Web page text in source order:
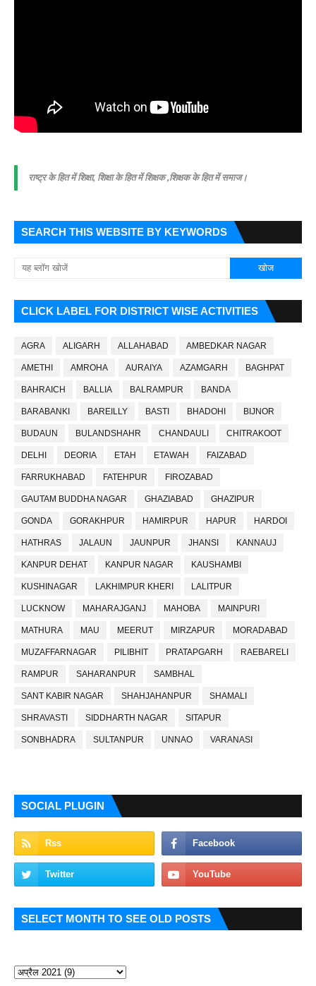
राष्ट्र के हित में शिक्षा, शिक्षा के हित में शिक्षक ,शिक्षक के हित में समाज।
SEARCH THIS WEBSITE BY KEYWORDS
CLICK LABEL FOR DISTRICT WISE ACTIVITIES
AGRA ALIGARH ALLAHABAD AMBEDKAR NAGAR
AMETHI AMROHA AURAIYA AZAMGARH BAGHPAT
BAHRAICH BALLIA BALRAMPUR BANDA
BARABANKI BAREILLY BASTI BHADOHI BIJNOR
BUDAUN BULANDSHAHR CHANDAULI CHITRAKOOT
DELHI DEORIA ETAH ETAWAH FAIZABAD
FARRUKHABAD FATEHPUR FIROZABAD
GAUTAM BUDDHA NAGAR GHAZIABAD GHAZIPUR
GONDA GORAKHPUR HAMIRPUR HAPUR HARDOI
HATHRAS JALAUN JAUNPUR JHANSI KANNAUJ
KANPUR DEHAT KANPUR NAGAR KAUSHAMBI
KUSHINAGAR LAKHIMPUR KHERI LALITPUR
LUCKNOW MAHARAJGANJ MAHOBA MAINPURI
MATHURA MAU MEERUT MIRZAPUR MORADABAD
MUZAFFARNAGAR PILIBHIT PRATAPGARH RAEBARELI
RAMPUR SAHARANPUR SAMBHAL
SANT KABIR NAGAR SHAHJAHANPUR SHAMALI
SHRAVASTI SIDDHARTH NAGAR SITAPUR
SONBHADRA SULTANPUR UNNAO VARANASI
SOCIAL PLUGIN
SELECT MONTH TO SEE OLD POSTS